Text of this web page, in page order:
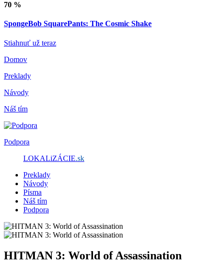
70 %
SpongeBob SquarePants: The Cosmic Shake
Stiahnuť už teraz
Domov
Preklady
Návody
Náš tím
Podpora
LOKALiZÁCIE.sk
Preklady
Návody
Písma
Náš tím
Podpora
HITMAN 3: World of Assassination